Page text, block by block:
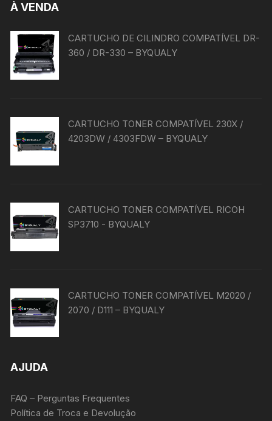
À VENDA
CARTUCHO DE CILINDRO COMPATÍVEL DR-
360 / DR-330 – BYQUALY
CARTUCHO TONER COMPATÍVEL 230X /
4203DW / 4303FDW – BYQUALY
CARTUCHO TONER COMPATÍVEL RICOH
SP3710 - BYQUALY
CARTUCHO TONER COMPATÍVEL M2020 /
2070 / D111 – BYQUALY
AJUDA
FAQ – Perguntas Frequentes
Política de Troca e Devolução